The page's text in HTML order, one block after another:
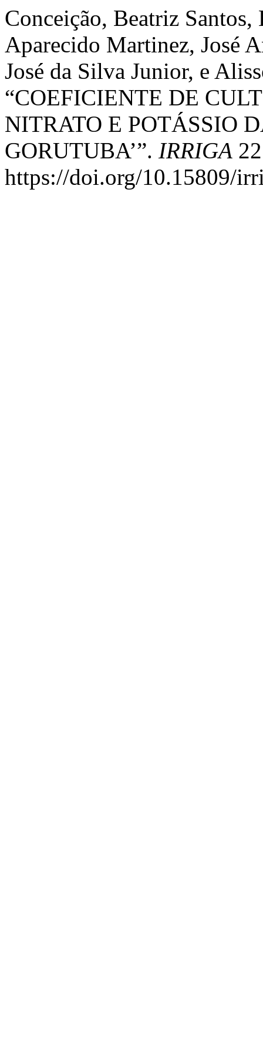
Conceição, Beatriz
Aparecido Martinez, José
José da Silva Junior, e
“COEFICIENTE DE
NITRATO E POTÁSSIO
GORUTUBA’”. IRRIGA
https://doi.org/10.15809/